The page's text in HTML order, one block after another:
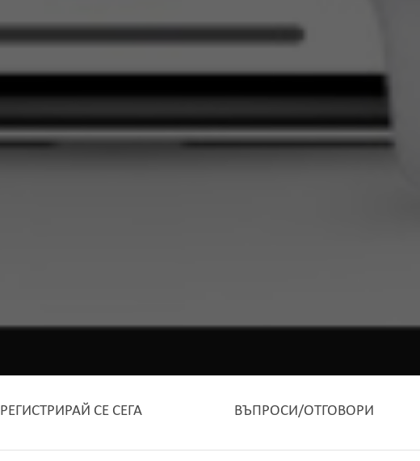
РЕГИСТРИРАЙ СЕ СЕГА ВЪПРОСИ/ОТГОВОРИ